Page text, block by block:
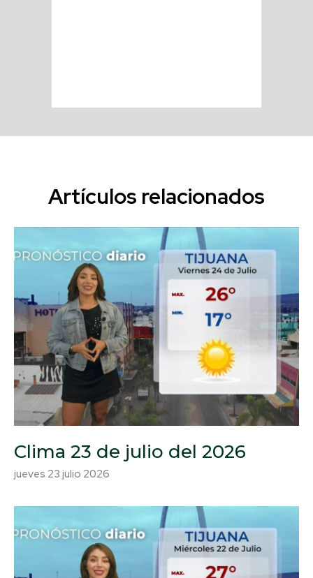
Artículos relacionados
Clima 23 de julio del 2026
jueves 23 julio 2026